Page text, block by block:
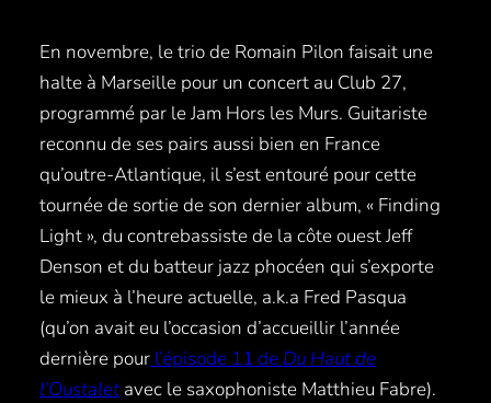
En novembre, le trio de Romain Pilon faisait une
halte à Marseille pour un concert au Club 27,
programmé par le Jam Hors les Murs. Guitariste
reconnu de ses pairs aussi bien en France
qu’outre-Atlantique, il s’est entouré pour cette
tournée de sortie de son dernier album, « Finding
Light », du contrebassiste de la côte ouest Jeff
Denson et du batteur jazz phocéen qui s’exporte
le mieux à l’heure actuelle, a.k.a Fred Pasqua
(qu’on avait eu l’occasion d’accueillir l’année
dernière pour l’épisode 11 de Du Haut de
l’Oustalet avec le saxophoniste Matthieu Fabre).